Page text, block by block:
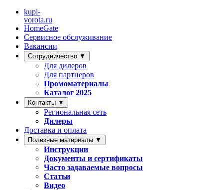
kupi-
vorota.ru
HomeGate
Сервисное обслуживание
Вакансии
Сотрудничество ▼
Для дилеров
Для партнеров
Промоматериалы
Каталог 2025
Контакты ▼
Региональная сеть
Дилеры
Доставка и оплата
Полезные материалы ▼
Инструкции
Документы и сертификаты
Часто задаваемые вопросы
Статьи
Видео